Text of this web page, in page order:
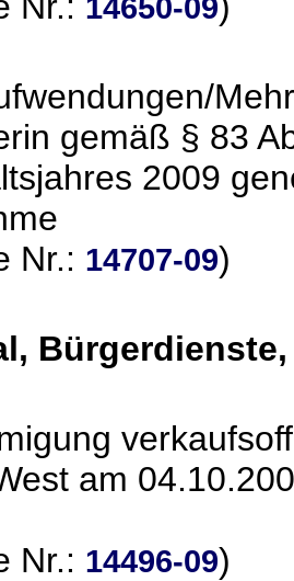
gemäß § 83
2009
Nr.: 14707-09)
am
Nr.: 14496-09)